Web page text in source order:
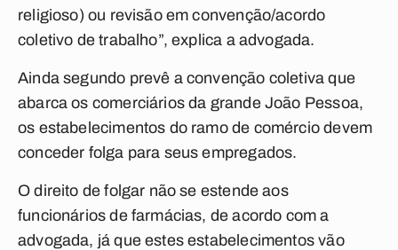
religioso) ou revisão em convenção/acordo
coletivo de trabalho”, explica a advogada.
Ainda segundo prevê a convenção coletiva que
abarca os comerciários da grande João Pessoa,
os estabelecimentos do ramo de comércio devem
conceder folga para seus empregados.
O direito de folgar não se estende aos
funcionários de farmácias, de acordo com a
advogada, já que estes estabelecimentos vão